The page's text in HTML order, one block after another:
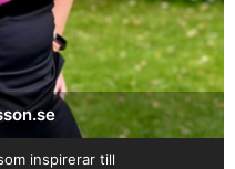
inspirerar till